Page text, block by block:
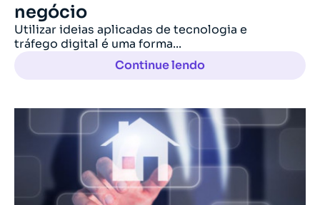
negócio
Utilizar ideias aplicadas de tecnologia e
tráfego digital é uma forma...
Continue lendo